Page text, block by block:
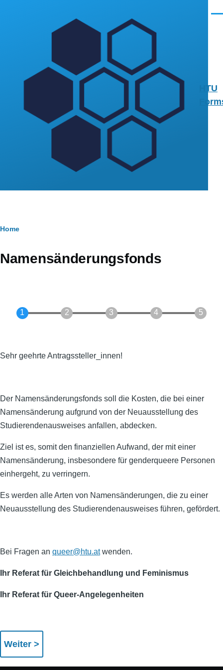
HTU
Breadcrumb
Home
Namensänderungsfonds
Sehr geehrte Antragssteller_innen!
Der Namensänderungsfonds soll die Kosten, die bei einer
Namensänderung aufgrund von der Neuausstellung des
Studierendenausweises anfallen, abdecken.
Ziel ist es, somit den finanziellen Aufwand, der mit einer
Namensänderung, insbesondere für genderqueere Personen
einhergeht, zu verringern.
Es werden alle Arten von Namensänderungen, die zu einer
Neuausstellung des Studierendenausweises führen, gefördert.
Bei Fragen an queer@htu.atwenden.
Ihr Referat für Gleichbehandlung und Feminismus
Ihr Referat für Queer-Angelegenheiten